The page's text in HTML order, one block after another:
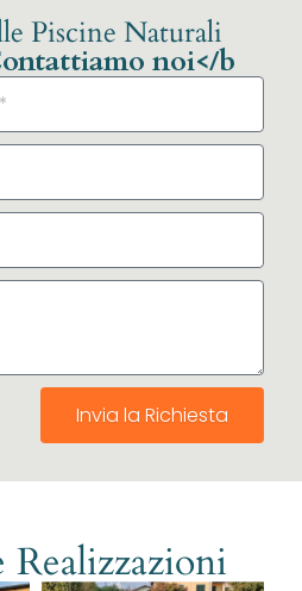
Piscine Naturali
noi</b
Invia la Richiesta